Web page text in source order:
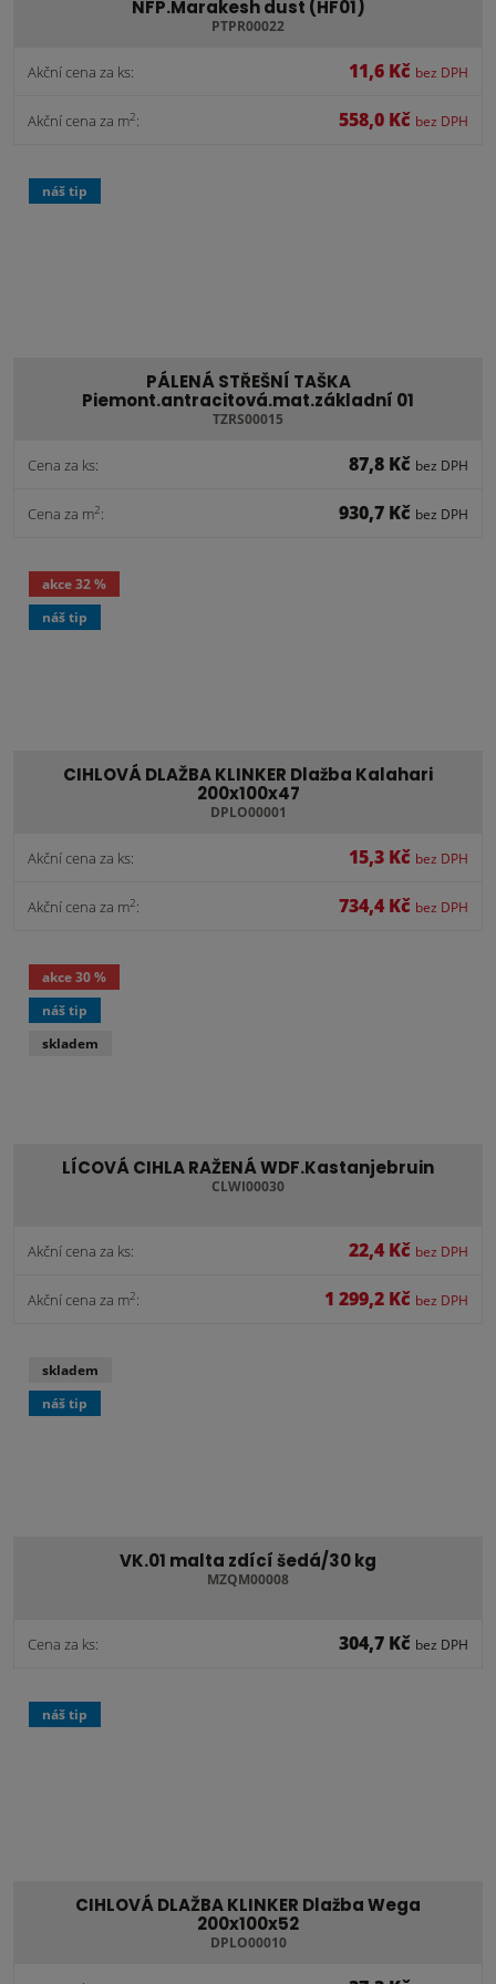
NFP.Marakesh dust (HF01)
PTPR00022
Akční cena za ks: 11,6 Kč bez DPH
Akční cena za m2: 558,0 Kč bez DPH
PÁLENÁ STŘEŠNÍ TAŠKA
Piemont.antracitová.mat.základní 01
TZRS00015
Cena za ks: 87,8 Kč bez DPH
Cena za m2: 930,7 Kč bez DPH
náš tip
CIHLOVÁ DLAŽBA KLINKER Dlažba Kalahari
200x100x47
DPLO00001
Akční cena za ks: 15,3 Kč bez DPH
Akční cena za m2: 734,4 Kč bez DPH
akce32 %
náš tip
LÍCOVÁ CIHLA RAŽENÁ WDF.Kastanjebruin
CLWI00030
Akční cena za ks: 22,4 Kč bez DPH
Akční cena za m2: 1 299,2 Kč bez DPH
akce30 %
náš tip
skladem
VK.01 malta zdící šedá/30 kg
MZQM00008
Cena za ks: 304,7 Kč bez DPH
skladem
náš tip
CIHLOVÁ DLAŽBA KLINKER Dlažba Wega
200x100x52
DPLO00010
náš tip